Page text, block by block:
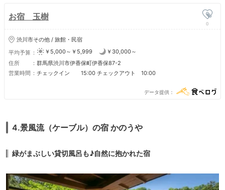
お宿 玉樹
0
渋川市その他 / 旅館・民宿
平均予算
￥5,000～￥5,999
￥30,000～
住所
群馬県渋川市伊香保町伊香保87-2
営業時間
チェックイン 15:00 チェックアウト 10:00
データ提供
4.景風流（ケーブル）の宿 かのうや
緑がまぶしい貸切風呂も♪自然に抱かれた宿